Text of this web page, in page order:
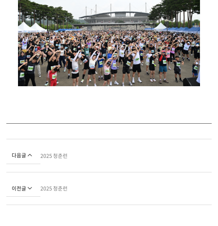
다음글 2025 청춘런
이전글 2025 청춘런